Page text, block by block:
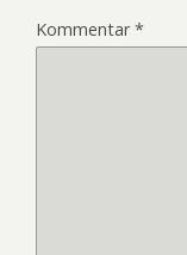
Kommentar*